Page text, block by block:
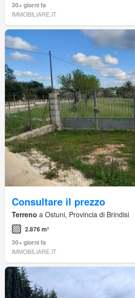
30+ giorni fa
IMMOBILIARE.IT
Consultare il prezzo
Terreno a Ostuni, Provincia di Brindisi
2.876 m²
30+ giorni fa
IMMOBILIARE.IT